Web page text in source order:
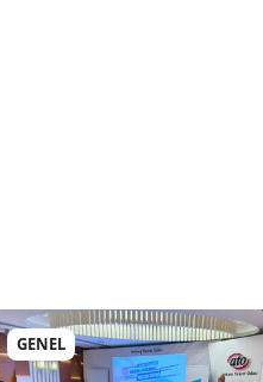
GENEL